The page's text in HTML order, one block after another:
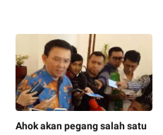
Ahok akan pegang salah satu